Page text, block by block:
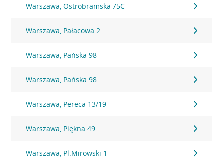
Warszawa, Ostrobramska 75C
Warszawa, Pałacowa 2
Warszawa, Pańska 98
Warszawa, Pańska 98
Warszawa, Pereca 13/19
Warszawa, Piękna 49
Warszawa, Pl.Mirowski 1